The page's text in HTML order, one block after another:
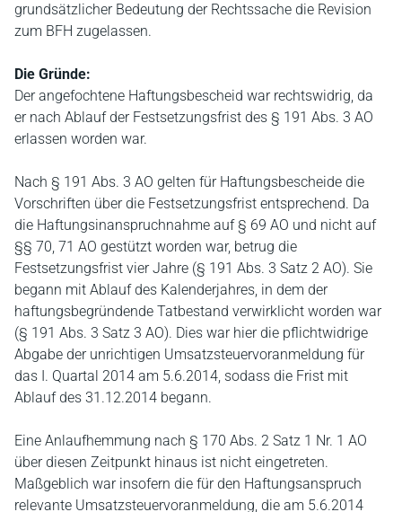
grundsätzlicher Bedeutung der Rechtssache die Revision
zum BFH zugelassen.
Die Gründe:
Der angefochtene Haftungsbescheid war rechtswidrig, da
er nach Ablauf der Festsetzungsfrist des § 191 Abs. 3 AO
erlassen worden war.
Nach § 191 Abs. 3 AO gelten für Haftungsbescheide die
Vorschriften über die Festsetzungsfrist entsprechend. Da
die Haftungsinanspruchnahme auf § 69 AO und nicht auf
§§ 70, 71 AO gestützt worden war, betrug die
Festsetzungsfrist vier Jahre (§ 191 Abs. 3 Satz 2 AO). Sie
begann mit Ablauf des Kalenderjahres, in dem der
haftungsbegründende Tatbestand verwirklicht worden war
(§ 191 Abs. 3 Satz 3 AO). Dies war hier die pflichtwidrige
Abgabe der unrichtigen Umsatzsteuervoranmeldung für
das I. Quartal 2014 am 5.6.2014, sodass die Frist mit
Ablauf des 31.12.2014 begann.
Eine Anlaufhemmung nach § 170 Abs. 2 Satz 1 Nr. 1 AO
über diesen Zeitpunkt hinaus ist nicht eingetreten.
Maßgeblich war insofern die für den Haftungsanspruch
relevante Umsatzsteuervoranmeldung, die am 5.6.2014